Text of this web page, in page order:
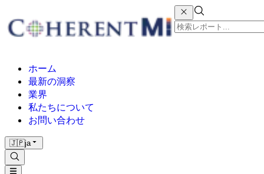
ホーム
最新の洞察
業界
私たちについて
お問い合わせ
🇯🇵ja